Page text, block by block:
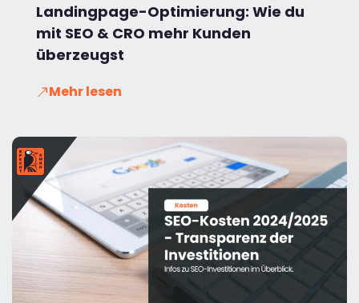
Landingpage-Optimierung: Wie du
mit SEO & CRO mehr Kunden
überzeugst
Mehr lesen